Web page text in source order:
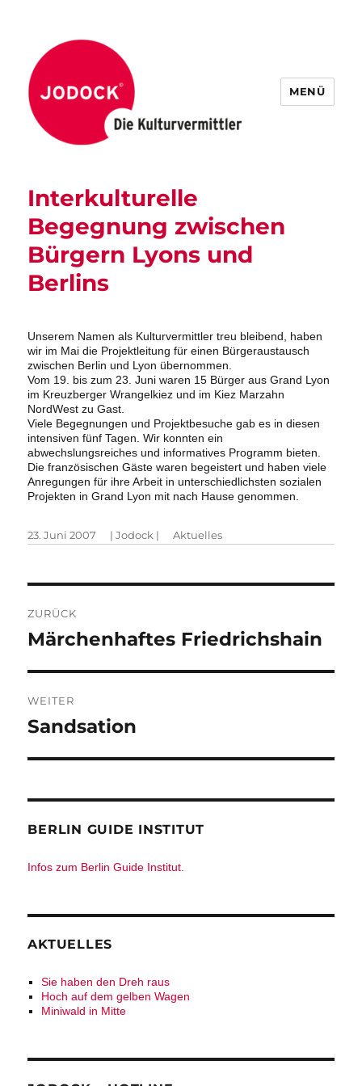
MENÜ
Interkulturelle
Begegnung zwischen
Bürgern Lyons und
Berlins
Unserem Namen als Kulturvermittler treu bleibend, haben
wir im Mai die Projektleitung für einen Bürgeraustausch
zwischen Berlin und Lyon übernommen.
Vom 19. bis zum 23. Juni waren 15 Bürger aus Grand Lyon
im Kreuzberger Wrangelkiez und im Kiez Marzahn
NordWest zu Gast.
Viele Begegnungen und Projektbesuche gab es in diesen
intensiven fünf Tagen. Wir konnten ein
abwechslungsreiches und informatives Programm bieten.
Die französischen Gäste waren begeistert und haben viele
Anregungen für ihre Arbeit in unterschiedlichsten sozialen
Projekten in Grand Lyon mit nach Hause genommen.
Veröffentlicht
23. Juni 2007 |Autor
Jodock | Kategorien
Aktuelles
ZURÜCK
Vorheriger
Beitrag:
Märchenhaftes Friedrichshain
WEITER
Nächster
Beitrag:
Sandsation
BERLIN GUIDE INSTITUT
Infos zum Berlin Guide Institut.
AKTUELLES
Sie haben den Dreh raus
Hoch auf dem gelben Wagen
Miniwald in Mitte